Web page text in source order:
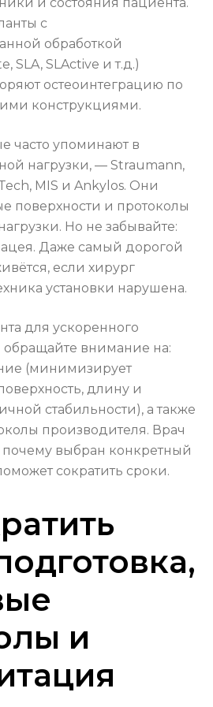
с
обработкой
SLA, SLActive и т.д.)
остеоинтеграцию по
конструкциями.
часто упоминают в
нагрузки, — Straumann,
MIS и Ankylos. Они
поверхности и протоколы
Но не забывайте:
Даже самый дорогой
если хирург
установки нарушена.
для ускоренного
внимание на:
(минимизирует
длину и
стабильности), а также
производителя. Врач
выбран конкретный
сократить сроки.
и